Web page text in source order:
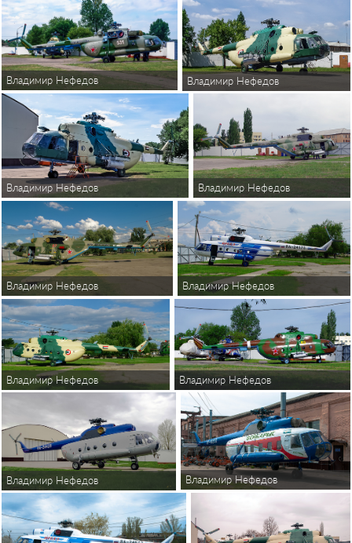
Владимир Нефедов Владимир Нефедов
Владимир Нефедов Владимир Нефедов
Владимир Нефедов Владимир Нефедов
Владимир Нефедов Владимир Нефедов
Владимир Нефедов Владимир Нефедов